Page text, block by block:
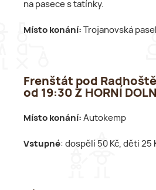
na pasece s tatínky.
Místo konání: Trojanovská
Frenštát pod
od 19:30 Z HORNÍ
Místo konání: Autokemp
Vstupné: dospělí 50 Kč, děti 25